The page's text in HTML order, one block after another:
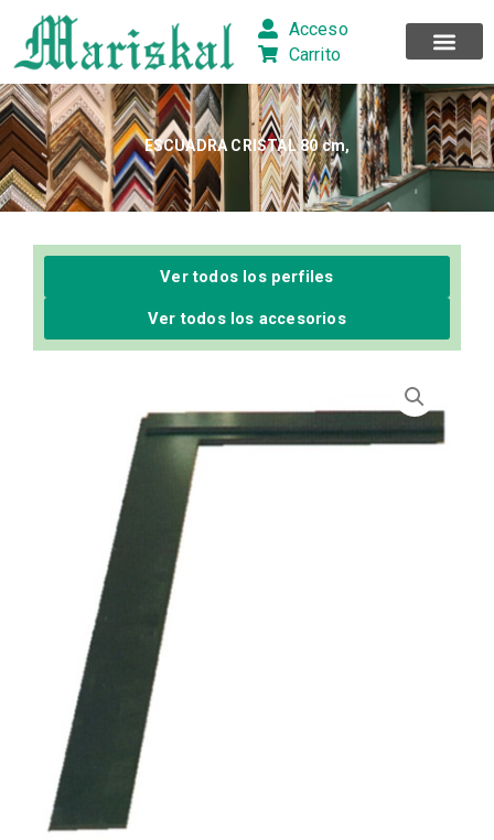
contenido
Acceso
Carrito
ESCUADRA CRISTAL 80 cm,
Ver todos los perfiles
Ver todos los accesorios